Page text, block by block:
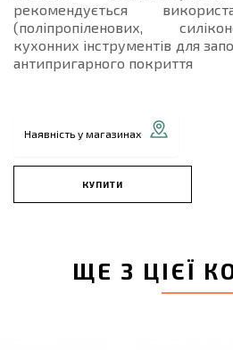
рекомендується
(поліпропіленових,
кухонних інструментів для
антипригарного покриття
Наявність у магазинах
КУПИТИ
ЩЕ З ЦІЄЇ